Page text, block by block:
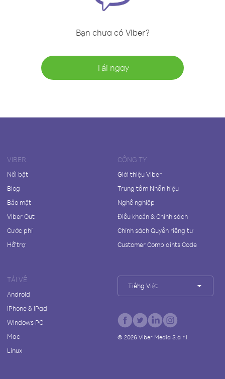
Bạn chưa có Viber?
Tải ngay
VIBER
Nổi bật
Blog
Bảo mật
Viber Out
Cước phí
Hỗ trợ
CÔNG TY
Giới thiệu Viber
Trung tâm Nhãn hiệu
Nghề nghiệp
Điều khoản & Chính sách
Chính sách Quyền riêng tư
Customer Complaints Code
TẢI VỀ
Android
iPhone & iPad
Windows PC
Mac
Linux
Tiếng Việt
© 2026Viber Media S.à r.l.